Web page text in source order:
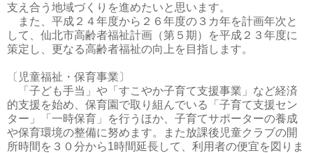
支え合う地域づくりを進めたいと思います。
また、平成２４年度から２６年度の３カ年を計画年次と
して、仙北市高齢者福祉計画（第５期）を平成２３年度に
策定し、更なる高齢者福祉の向上を目指します。
〔児童福祉・保育事業〕
「子ども手当」や「すこやか子育て支援事業」など経済
的支援を始め、保育園で取り組んでいる「子育て支援セン
ター」「一時保育」を行うほか、子育てサポーターの養成
や保育環境の整備に努めます。また放課後児童クラブの開
所時間を３０分から1時間延長して、利用者の便宜を図りま